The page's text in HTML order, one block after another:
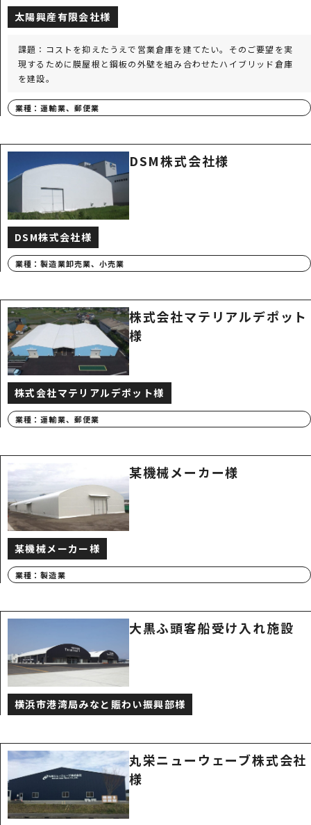
太陽興産有限会社様
課題：コストを抑えたうえで営業倉庫を建てたい。そのご要望を実
現するために膜屋根と鋼板の外壁を組み合わせたハイブリッド倉庫
を建設。
業種：運輸業、郵便業
DSM株式会社様
DSM株式会社様
業種：製造業卸売業、小売業
株式会社マテリアルデポット
様
株式会社マテリアルデポット様
業種：運輸業、郵便業
某機械メーカー様
某機械メーカー様
業種：製造業
大黒ふ頭客船受け入れ施設
横浜市港湾局みなと賑わい振興部様
丸栄ニューウェーブ株式会社
様